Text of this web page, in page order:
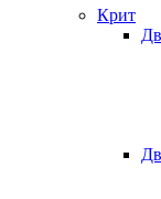
Крит